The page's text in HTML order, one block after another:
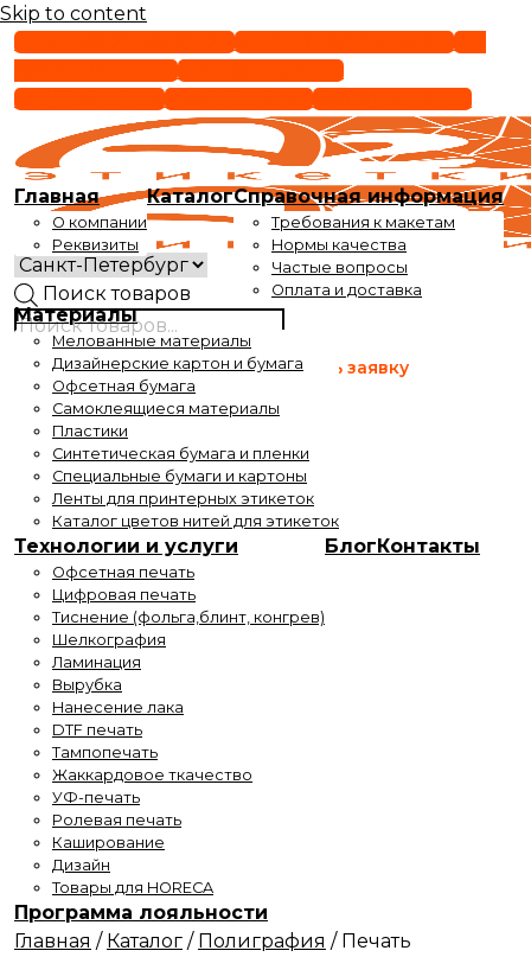
Skip to content
СПБ +7(812) 495-92-29
МСК +7(495) 215-25-87
РФ
order@epigraf.ru
(812) 495-92-29
(495) 215-25-87 8(800) 301-91-29
Поиск товаров
Время работы
с 9 до 17-30
Время выдачи заказов
с 10 до 17-30
Оставить заявку
Главная
О компании
Реквизиты
КаталогСправочная информация
Требования к макетам
Нормы качества
Частые вопросы
Оплата и доставка
Материалы
Мелованные материалы
Дизайнерские картон и бумага
Офсетная бумага
Самоклеящиеся материалы
Пластики
Синтетическая бумага и пленки
Специальные бумаги и картоны
Ленты для принтерных этикеток
Каталог цветов нитей для этикеток
Технологии и услуги
Офсетная печать
Цифровая печать
Тиснение (фольга,блинт, конгрев)
Шелкография
Ламинация
Вырубка
Нанесение лака
DTF печать
Тампопечать
Жаккардовое ткачество
УФ-печать
Ролевая печать
Каширование
Дизайн
Товары для HORECA
БлогКонтакты
Программа лояльности
Главная / Каталог / Полиграфия / Печать